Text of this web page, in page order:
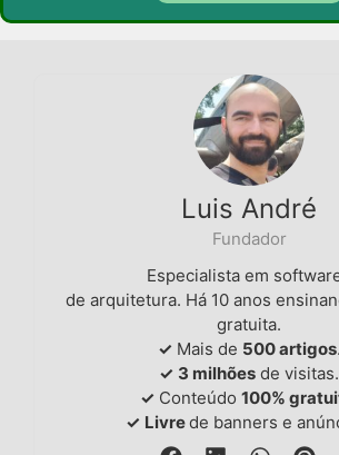
Luis André
Fundador
Especialista em
de arquitetura. Há 10 anos
gratuita.
✓Mais de 500 artigos.
✓ 3 milhões de visitas.
✓Conteúdo 100%
✓ Livrede banners e